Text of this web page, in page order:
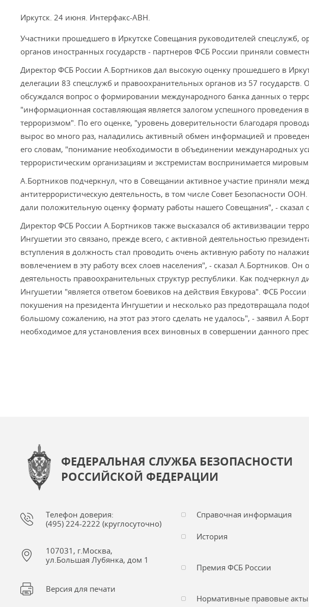
Иркутск. 24 июня. Интерфакс-АВН.
Участники прошедшего в Иркутске Cовещания руководителей спецслужб,
органов иностранных государств - партнеров ФСБ России приняли
Директор ФСБ России А.Бортников дал высокую оценку прошедшего в
делегации 83 спецслужб и правоохранительных органов из 57
обсуждался вопрос о формировании международного банка данных о
"информационная составляющая является залогом успешного проведения
терроризмом". По его оценке, "уровень доверительности благодаря
вырос во много раз, наладились активный обмен информацией и
его словам, "понимание необходимости в объединении международных
террористическим организациям и экстремистам воспринимается
А.Бортников подчеркнул, что в Совещании активное участие приняли
антитеррористическую деятельность, в том числе Совет Безопасности
дали положительную оценку формату работы нашего Совещания", - сказал
Директор ФСБ России А.Бортников также высказался об активизвации
Ингушетии это связано, прежде всего, с активной деятельностью
вступления в должность стал проводить очень активную работу по
вовлечением в эту работу всех слоев населения", - сказал А.Бортников.
деятельность правоохранительных структур республики. Как подчеркнул
Ингушетии "является ответом боевиков на действия Евкурова". ФСБ
покушения на президента Ингушетии и несколько раз предотвращала
большому сожалению, на этот раз этого сделать не удалось", - заявил
необходимое для установления всех виновных в совершении данного
ФЕДЕРАЛЬНАЯ СЛУЖБА БЕЗОПАСНОСТИ
РОССИЙСКОЙ ФЕДЕРАЦИИ
Телефон доверия:
(495) 224-2222 (круглосуточно)
107031, г.Москва,
ул.Большая Лубянка, дом 1
Версия для печати
Справочная информация
История
Премия ФСБ России
Нормативные правовые акты